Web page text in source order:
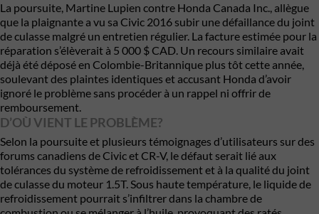
La poursuite, Martine Lupien contre Honda Canada Inc., allègue
que la plaignante a vu sa Civic 2016 subir une défaillance du joint
de culasse malgré un entretien régulier. La facture estimée pour la
réparation s’élèverait à 5 000 $ CAD. Un recours similaire avait
déjà été déposé en Colombie-Britannique plus tôt cette année,
soulevant des plaintes identiques et accusant Honda d’avoir
ignoré le problème sans procéder à un rappel ni offrir de
remboursement.
D’OÙ VIENT LE PROBLÈME?
Selon la poursuite et plusieurs témoignages d’utilisateurs sur des
forums canadiens de Civic et CR-V, le défaut serait lié aux
tolérances du système de refroidissement et à la qualité du joint
de culasse du moteur 1.5T. Sous haute température, le liquide de
refroidissement pourrait s’infiltrer dans la chambre de